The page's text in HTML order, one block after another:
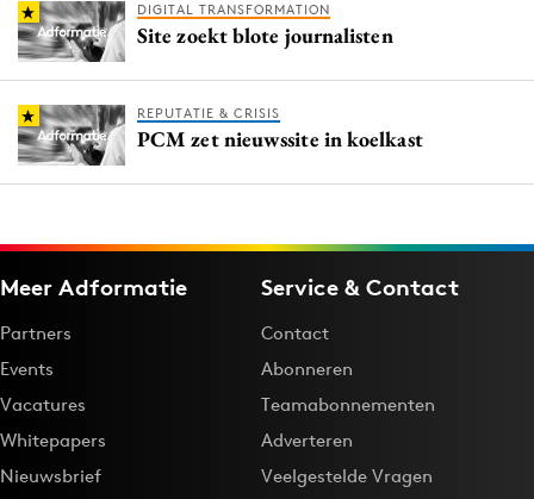
DIGITAL TRANSFORMATION
Site zoekt blote journalisten
REPUTATIE & CRISIS
PCM zet nieuwssite in koelkast
Meer Adformatie
Partners
Events
Vacatures
Whitepapers
Nieuwsbrief
Service & Contact
Contact
Abonneren
Teamabonnementen
Adverteren
Veelgestelde Vragen